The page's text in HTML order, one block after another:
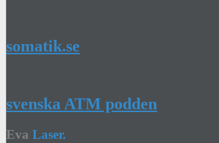
somatik.se
svenska ATM podden
Eva Laser.